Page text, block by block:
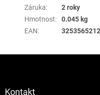
Záruka:
2 roky
Hmotnost:
0.045 kg
EAN:
Kontakt